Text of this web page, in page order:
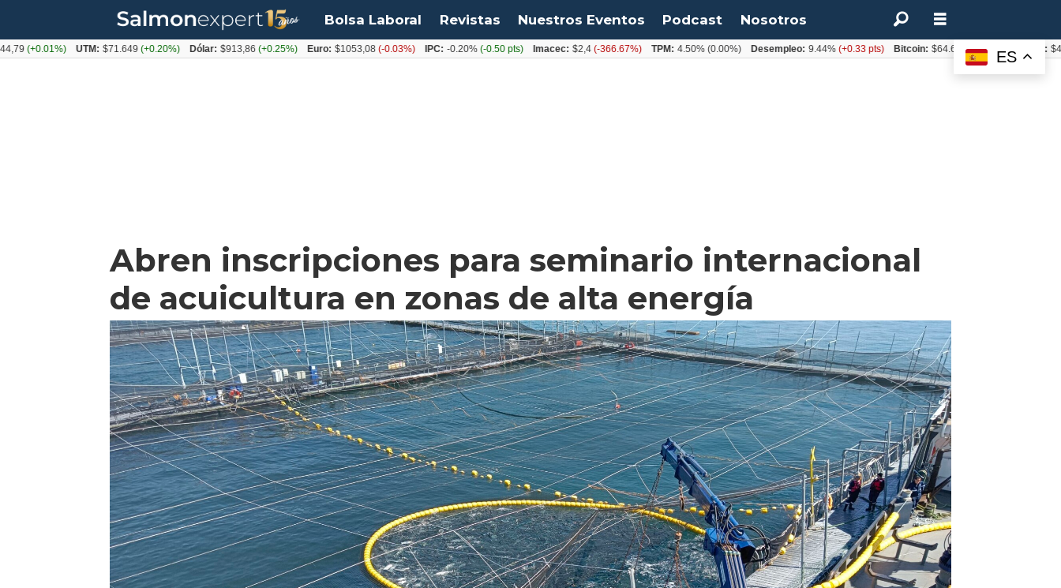
Bolsa Laboral Revistas Nuestros Eventos Podcast Nosotros
Abren inscripciones para seminario internacional
de acuicultura en zonas de alta energía
ES
UTM: $71.649(+0.20%) Dólar: $913,86(+0.25%) Euro: $1053,08(-0.03%) IPC: -0.20% (-0.50 pts) Imacec: $2,4(-366.67%) TPM: 4.50%(0.00%) Desempleo: 9.44%(+0.33 pts) Bitcoin: $64.600,08 (+2.93%)